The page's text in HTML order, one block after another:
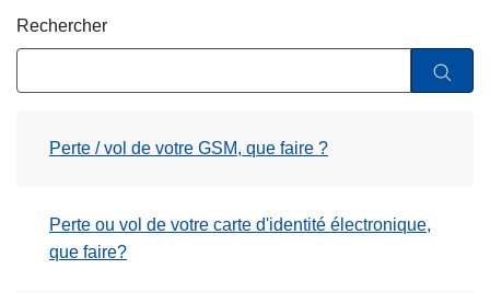
Rechercher
Perte / vol de votre GSM, que faire ?
Perte ou vol de votre carte d'identité électronique,
que faire?